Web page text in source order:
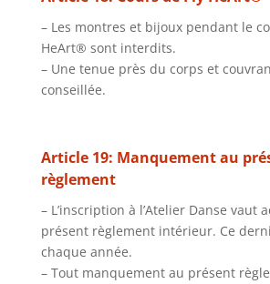
– Les montres et bijoux pendant le
HeArt® sont interdits.
– Une tenue près du corps et
conseillée.
Article 19: Manquement au
règlement
– L’inscription à l’Atelier Danse vaut
présent règlement intérieur. Ce
chaque année.
– Tout manquement au présent